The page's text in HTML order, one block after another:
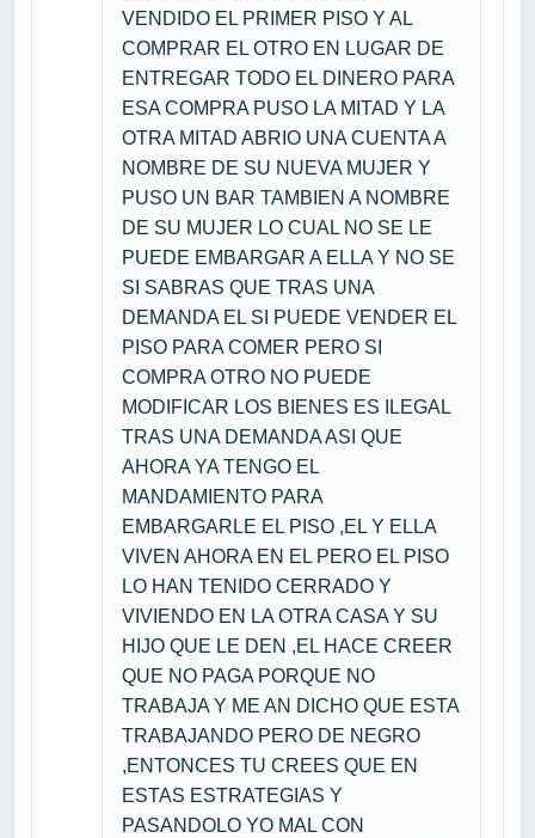
VENDIDO EL PRIMER PISO Y AL
COMPRAR EL OTRO EN LUGAR DE
ENTREGAR TODO EL DINERO PARA
ESA COMPRA PUSO LA MITAD Y LA
OTRA MITAD ABRIO UNA CUENTA A
NOMBRE DE SU NUEVA MUJER Y
PUSO UN BAR TAMBIEN A NOMBRE
DE SU MUJER LO CUAL NO SE LE
PUEDE EMBARGAR A ELLA Y NO SE
SI SABRAS QUE TRAS UNA
DEMANDA EL SI PUEDE VENDER EL
PISO PARA COMER PERO SI
COMPRA OTRO NO PUEDE
MODIFICAR LOS BIENES ES ILEGAL
TRAS UNA DEMANDA ASI QUE
AHORA YA TENGO EL
MANDAMIENTO PARA
EMBARGARLE EL PISO ,EL Y ELLA
VIVEN AHORA EN EL PERO EL PISO
LO HAN TENIDO CERRADO Y
VIVIENDO EN LA OTRA CASA Y SU
HIJO QUE LE DEN ,EL HACE CREER
QUE NO PAGA PORQUE NO
TRABAJA Y ME AN DICHO QUE ESTA
TRABAJANDO PERO DE NEGRO
,ENTONCES TU CREES QUE EN
ESTAS ESTRATEGIAS Y
PASANDOLO YO MAL CON